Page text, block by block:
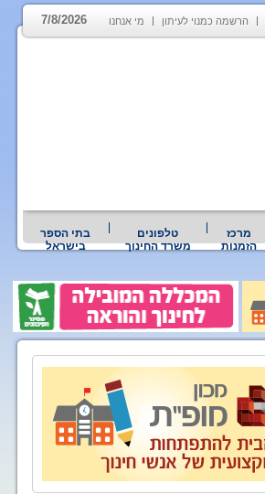
הרשמה כמנוי לעיתון מי אנחנו 7/8/2026
מרכז
הזמנות
טלפונים
משרד החינוך
בתי הספר
בישראל